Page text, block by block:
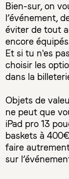
Bien-sur, on
l’événement,
éviter de tout
encore
Et si tu n'es
choisir les
dans la
Objets de
ne peut que
iPad pro 13
baskets à
faire
sur